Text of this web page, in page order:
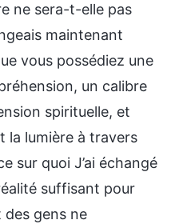
ne sera-t-elle pas
maintenant
vous possédiez une
un calibre
spirituelle, et
la lumière à travers
sur quoi J’ai échangé
suffisant pour
gens ne